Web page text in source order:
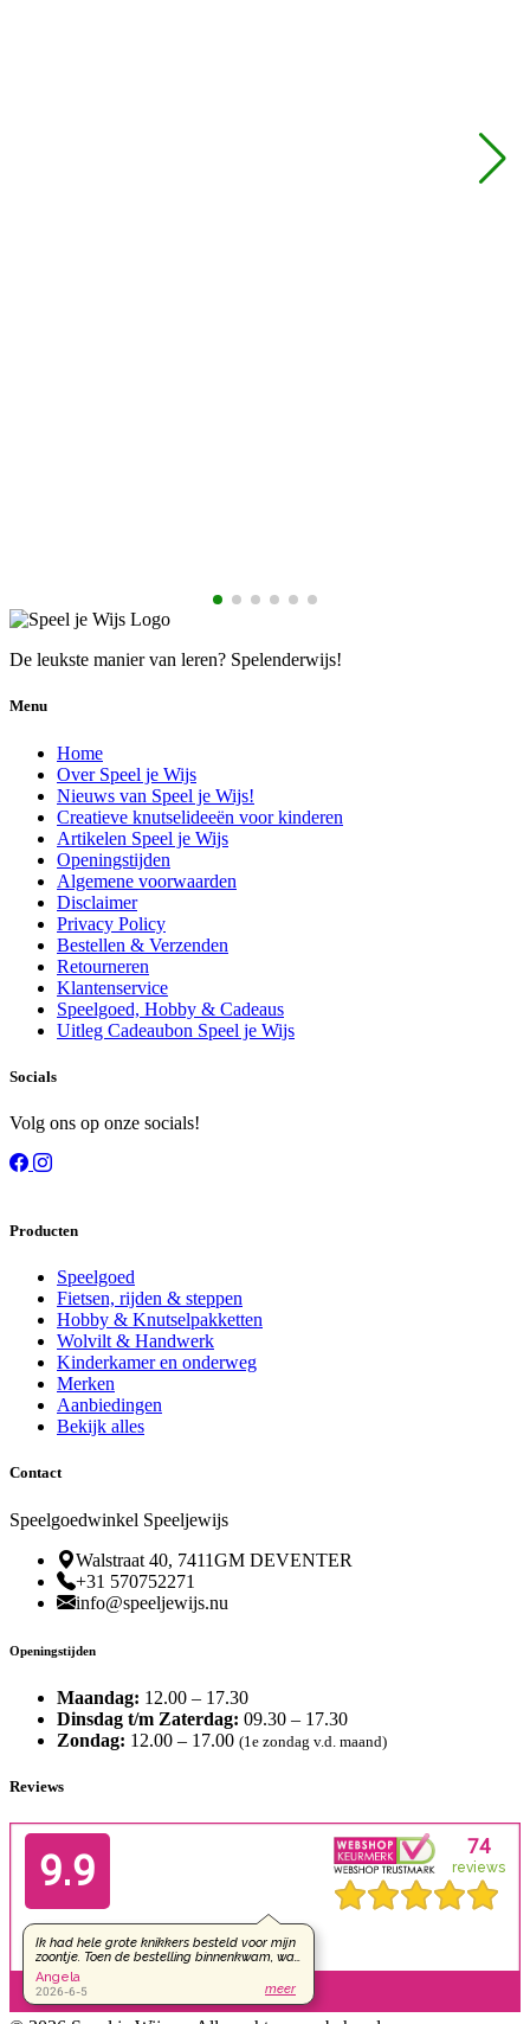
De leukste manier van leren? Spelenderwijs!
Menu
Home
Over Speel je Wijs
Nieuws van Speel je Wijs!
Creatieve knutselideeën voor kinderen
Artikelen Speel je Wijs
Openingstijden
Algemene voorwaarden
Disclaimer
Privacy Policy
Bestellen & Verzenden
Retourneren
Klantenservice
Speelgoed, Hobby & Cadeaus
Uitleg Cadeaubon Speel je Wijs
Socials
Volg ons op onze socials!
Producten
Speelgoed
Fietsen, rijden & steppen
Hobby & Knutselpakketten
Wolvilt & Handwerk
Kinderkamer en onderweg
Merken
Aanbiedingen
Bekijk alles
Contact
Speelgoedwinkel Speeljewijs
Walstraat 40, 7411GM DEVENTER
+31 570752271
info@speeljewijs.nu
Openingstijden
Maandag: 12.00 – 17.30
Dinsdag t/m Zaterdag: 09.30 – 17.30
Zondag: 12.00 – 17.00 (1e zondag v.d. maand)
Reviews